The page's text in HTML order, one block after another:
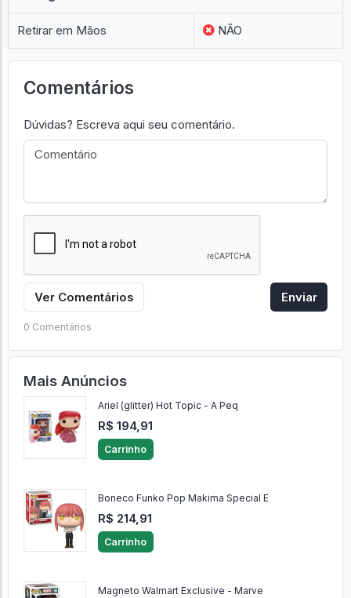
Retirar em Mãos NÃO
Comentários
Dúvidas? Escreva aqui seu comentário.
Ver Comentários Enviar
0 Comentários
Mais Anúncios
Ariel (glitter) Hot Topic - A Peq
R$ 194,91
Carrinho
Boneco Funko Pop Makima Special E
R$ 214,91
Carrinho
Magneto Walmart Exclusive - Marve